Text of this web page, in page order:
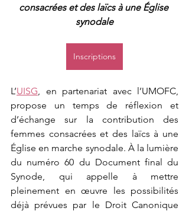
consacrées et des laïcs à une Église
synodale
Inscriptions
L’UISG , en partenariat avec l’UMOFC,
propose un temps de réflexion et
d’échange sur la contribution des
femmes consacrées et des laïcs à une
Église en marche synodale. À la lumière
du numéro 60 du Document final du
Synode, qui appelle à mettre
pleinement en œuvre les possibilités
déjà prévues par le Droit Canonique